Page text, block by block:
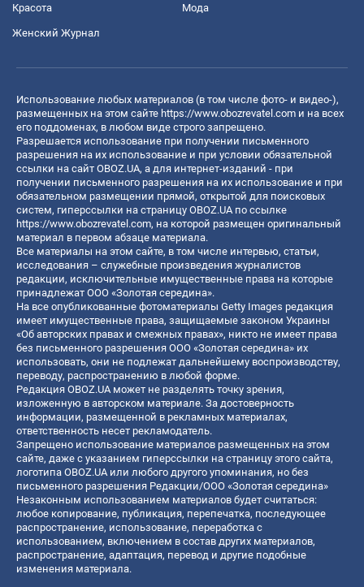
Красота Мода
Женский Журнал
Использование любых материалов (в том числе фото- и видео-),
размещенных на этом сайте https://www.obozrevatel.com и на всех
его поддоменах, в любом виде строго запрещено.
Разрешается использование при получении письменного
разрешения на их использование и при условии обязательной
ссылки на сайт OBOZ.UA, а для интернет-изданий - при
получении письменного разрешения на их использование и при
обязательном размещении прямой, открытой для поисковых
систем, гиперссылки на страницу OBOZ.UA по ссылке
https://www.obozrevatel.com, на которой размещен оригинальный
материал в первом абзаце материала.
Все материалы на этом сайте, в том числе интервью, статьи,
исследования – служебные произведения журналистов
редакции, исключительные имущественные права на которые
принадлежат ООО «Золотая середина».
На все опубликованные фотоматериалы Getty Images редакция
имеет имущественные права, защищаемые законом Украины
«Об авторских правах и смежных правах», никто не имеет права
без письменного разрешения ООО «Золотая середина» их
использовать, они не подлежат дальнейшему воспроизводству,
переводу, распространению в любой форме.
Редакция OBOZ.UA может не разделять точку зрения,
изложенную в авторском материале. За достоверность
информации, размещенной в рекламных материалах,
ответственность несет рекламодатель.
Запрещено использование материалов размещенных на этом
сайте, даже с указанием гиперссылки на страницу этого сайта,
логотипа OBOZ.UA или любого другого упоминания, но без
письменного разрешения Редакции/ООО «Золотая середина»
Незаконным использованием материалов будет считаться:
любое копирование, публикация, перепечатка, последующее
распространение, использование, переработка с
использованием, включением в состав других материалов,
распространение, адаптация, перевод и другие подобные
изменения материала.